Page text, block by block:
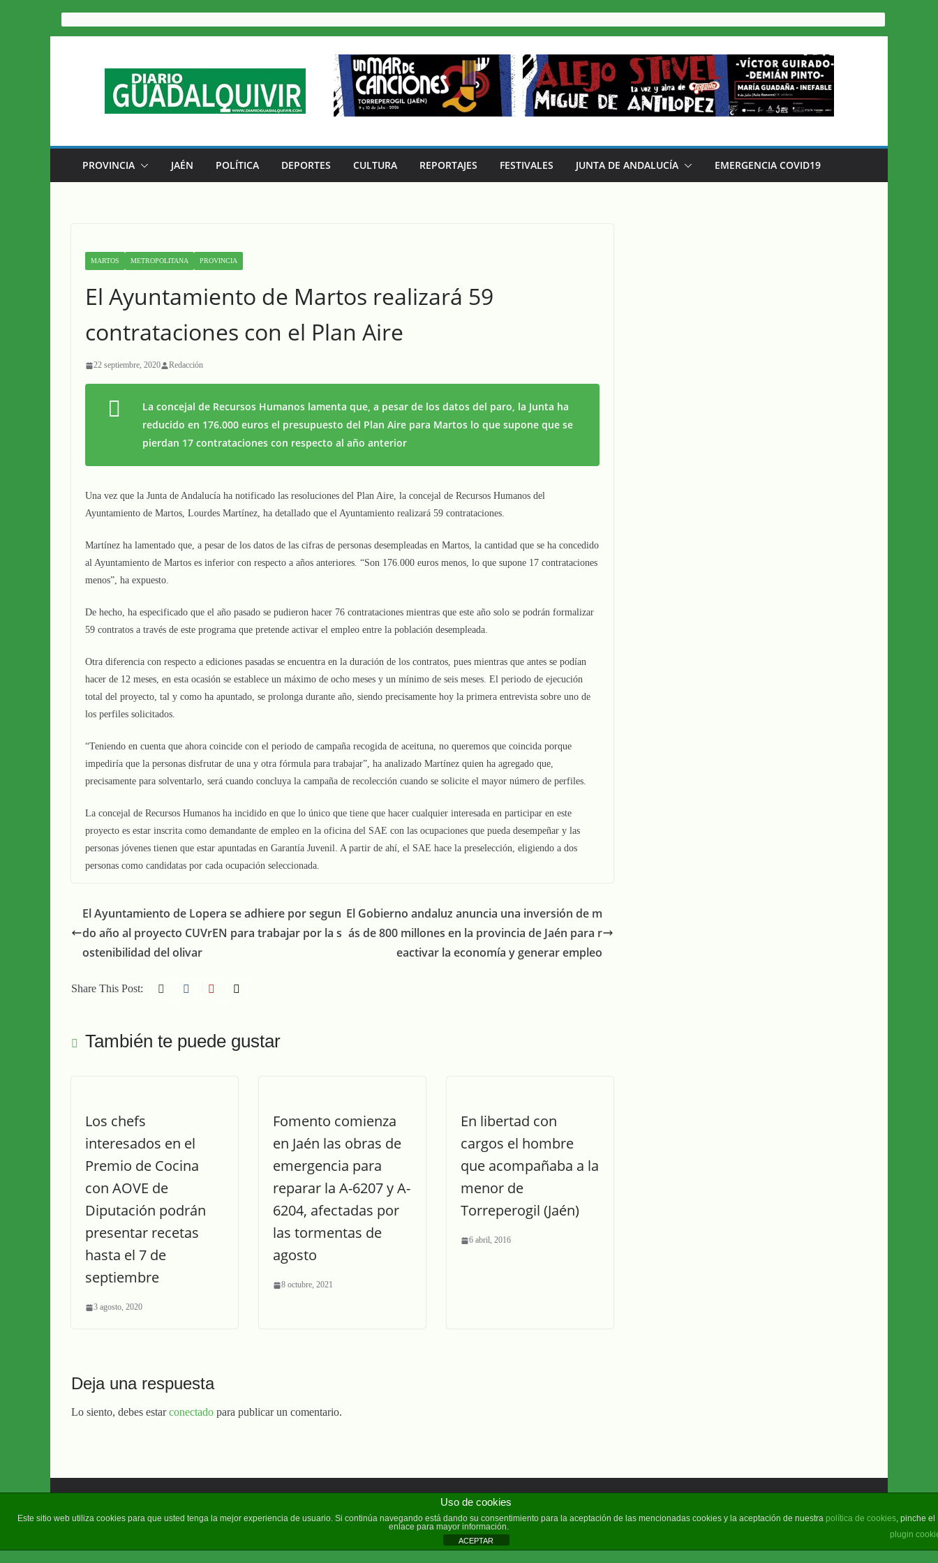
Saltar
al
PROVINCIA JAÉN POLÍTICA DEPORTES CULTURA REPORTAJES FESTIVALES JUNTA DE ANDALUCÍA EMERGENCIA COVID19
MARTOS METROPOLITANA PROVINCIA
El Ayuntamiento de Martos realizará 59
contrataciones con el Plan Aire
22 septiembre, 2020 Redacción
La concejal de Recursos Humanos lamenta que, a pesar de los datos del paro, la Junta ha
reducido en 176.000 euros el presupuesto del Plan Aire para Martos lo que supone que se
pierdan 17 contrataciones con respecto al año anterior
Una vez que la Junta de Andalucía ha notificado las resoluciones del Plan Aire, la concejal de Recursos Humanos del
Ayuntamiento de Martos, Lourdes Martínez, ha detallado que el Ayuntamiento realizará 59 contrataciones.
Martínez ha lamentado que, a pesar de los datos de las cifras de personas desempleadas en Martos, la cantidad que se ha concedido
al Ayuntamiento de Martos es inferior con respecto a años anteriores. “Son 176.000 euros menos, lo que supone 17 contrataciones
menos”, ha expuesto.
De hecho, ha especificado que el año pasado se pudieron hacer 76 contrataciones mientras que este año solo se podrán formalizar
59 contratos a través de este programa que pretende activar el empleo entre la población desempleada.
Otra diferencia con respecto a ediciones pasadas se encuentra en la duración de los contratos, pues mientras que antes se podían
hacer de 12 meses, en esta ocasión se establece un máximo de ocho meses y un mínimo de seis meses. El periodo de ejecución
total del proyecto, tal y como ha apuntado, se prolonga durante año, siendo precisamente hoy la primera entrevista sobre uno de
los perfiles solicitados.
“Teniendo en cuenta que ahora coincide con el periodo de campaña recogida de aceituna, no queremos que coincida porque
impediría que la personas disfrutar de una y otra fórmula para trabajar”, ha analizado Martínez quien ha agregado que,
precisamente para solventarlo, será cuando concluya la campaña de recolección cuando se solicite el mayor número de perfiles.
La concejal de Recursos Humanos ha incidido en que lo único que tiene que hacer cualquier interesada en participar en este
proyecto es estar inscrita como demandante de empleo en la oficina del SAE con las ocupaciones que pueda desempeñar y las
personas jóvenes tienen que estar apuntadas en Garantía Juvenil. A partir de ahí, el SAE hace la preselección, eligiendo a dos
personas como candidatas por cada ocupación seleccionada.
El Ayuntamiento de Lopera se adhiere por segun
do año al proyecto CUVrEN para trabajar por la s
ostenibilidad del olivar
El Gobierno andaluz anuncia una inversión de m
ás de 800 millones en la provincia de Jaén para r
eactivar la economía y generar empleo
Share This Post:
También te puede gustar
Los chefs
interesados en el
Premio de Cocina
con AOVE de
Diputación podrán
presentar recetas
hasta el 7 de
septiembre
3 agosto, 2020
Fomento comienza
en Jaén las obras de
emergencia para
reparar la A-6207 y A-
6204, afectadas por
las tormentas de
agosto
8 octubre, 2021
En libertad con
cargos el hombre
que acompañaba a la
menor de
Torreperogil (Jaén)
6 abril, 2016
Deja una respuesta
Lo siento, debes estarconectado para publicar un comentario.
Uso de cookies
Este sitio web utiliza cookies para que usted tenga la mejor experiencia de usuario. Si continúa navegando está dando su consentimiento para la aceptación de las mencionadas cookies y la aceptación de nuestra política de cookies, pinche el
enlace para mayor información.
plugin
ACEPTAR